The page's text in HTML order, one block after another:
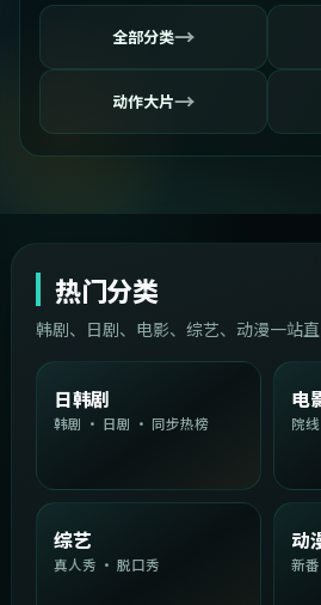
全部分类→
动作大片→
热门分类
韩剧、日剧、电影、综艺、动漫一站
日韩剧
韩剧 · 日剧 · 同步热榜
电
院
综艺
真人秀 · 脱口秀
动
新